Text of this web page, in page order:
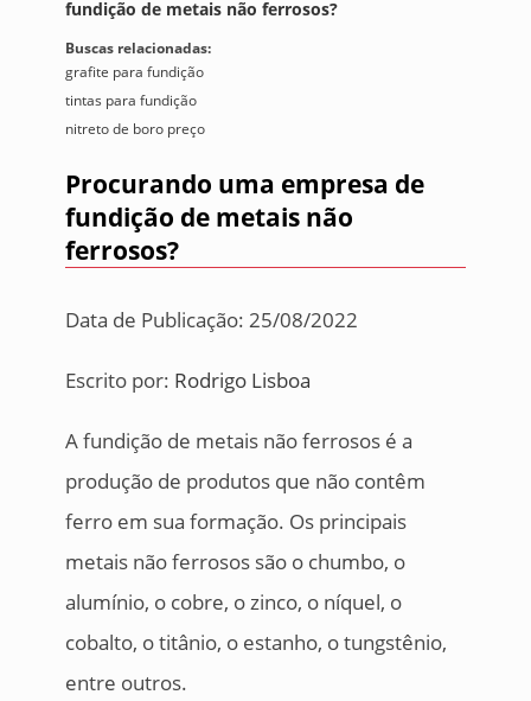
fundição de metais não ferrosos?
Buscas relacionadas:
grafite para fundição
tintas para fundição
nitreto de boro preço
Procurando uma empresa de
fundição de metais não
ferrosos?
Data de Publicação: 25/08/2022
Escrito por: Rodrigo Lisboa
A fundição de metais não ferrosos é a
produção de produtos que não contêm
ferro em sua formação. Os principais
metais não ferrosos são o chumbo, o
alumínio, o cobre, o zinco, o níquel, o
cobalto, o titânio, o estanho, o tungstênio,
entre outros.